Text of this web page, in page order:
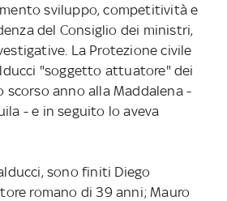
sviluppo, competitività e
del Consiglio dei ministri,
La Protezione civile
"soggetto attuatore" dei
scorso anno alla Maddalena -
- e in seguito lo aveva
sono finiti Diego
romano di 39 anni; Mauro